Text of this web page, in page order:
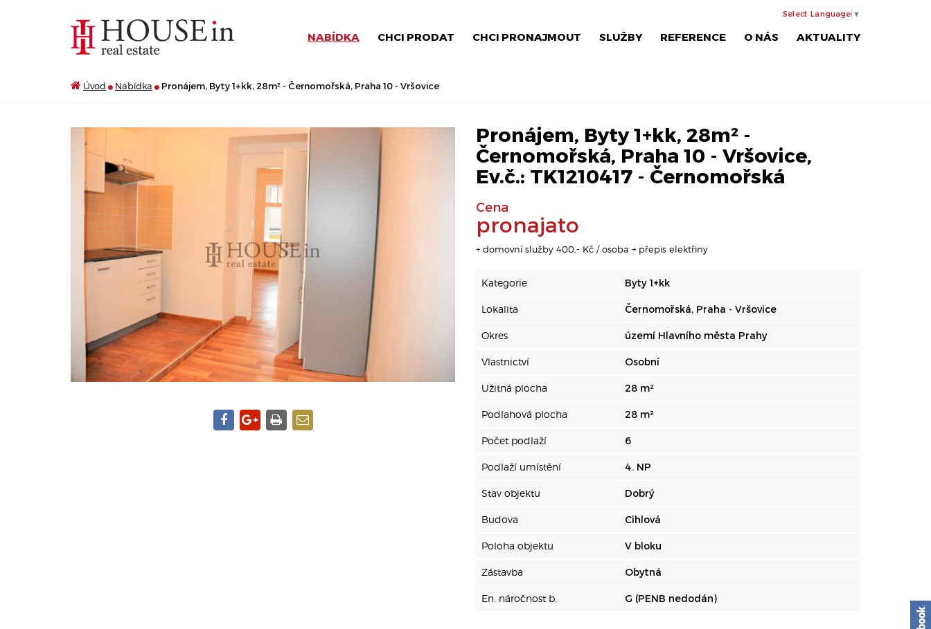
NABÍDKA CHCI PRODAT CHCI PRONAJMOUT SLUŽBY REFERENCE O NÁS AKTUALITY
Select Language ▼
Úvod Nabídka Pronájem, Byty 1+kk, 28m² - Černomořská, Praha 10 - Vršovice
Pronájem, Byty 1+kk, 28m² -
Černomořská, Praha 10 - Vršovice,
Ev.č.: TK1210417 - Černomořská
Cena
pronajato
+ domovní služby 400,- Kč / osoba + přepis elektřiny
Kategorie Byty 1+kk
Lokalita Černomořská, Praha - Vršovice
Okres území Hlavního města Prahy
Vlastnictví Osobní
Užitná plocha 28 m²
Podlahová plocha 28 m²
Počet podlaží 6
Podlaží umístění 4. NP
Stav objektu Dobrý
Budova Cihlová
Poloha objektu V bloku
Zástavba Obytná
En. náročnost b. G (PENB nedodán)